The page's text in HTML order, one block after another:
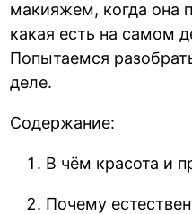
макияжем, когда она
какая есть на самом
Попытаемся
деле.
Содержание:
В чём красота и
Почему